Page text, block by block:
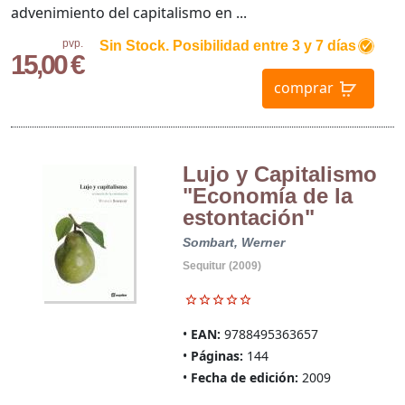
pvp.
15,00 €
Sin Stock. Posibilidad entre 3 y 7 días
comprar
advenimiento del capitalismo en ...
Lujo y Capitalismo
"Economía de la
estontación"
Sombart, Werner
Sequitur (2009)
EAN: 9788495363657
Páginas: 144
Fecha de edición: 2009